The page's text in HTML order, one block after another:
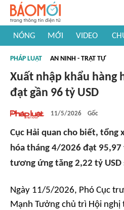
NÓNG MỚI VIDEO
#Khám phá thế giới
PHÁP LUẬT AN NINH - TRẬT TỰ
Xuất nhập khẩu hàng
đạt gần 96 tỷ USD
11/5/2026 Gốc
Cục Hải quan cho biết, tổng
hóa tháng 4/2026 đạt 95,97
tương ứng tăng 2,22 tỷ
Ngày 11/5/2026, Phó Cục
Mạnh Tưởng chủ trì Hội